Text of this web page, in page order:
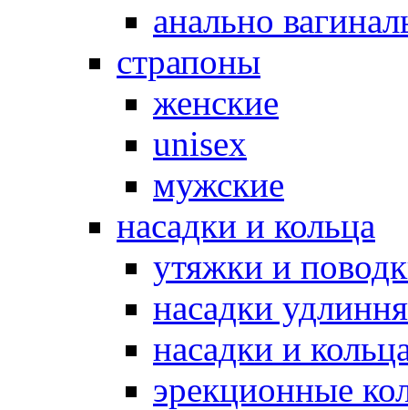
анально
страпоны
женские
unisex
мужские
насадки и кольца
утяжки и
насадки
насадки и
эрекционные